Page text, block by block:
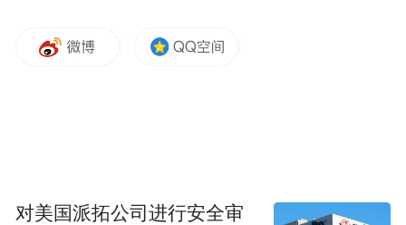
对美国派拓公司进行安全审